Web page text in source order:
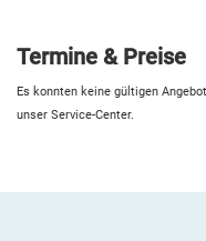
Termine & Preise
Es konnten keine gültigen
unser Service-Center.